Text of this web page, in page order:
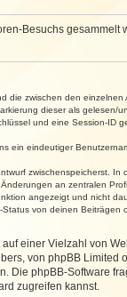
Besuchs gesammelt
die zwischen den
dieser als gelesen/
und eine Session-ID
ein eindeutiger
zwischenspeicherst. In
an zentralen
angezeigt und nicht
von deinen Beiträgen
einer Vielzahl von
von phpBB Limited
Die phpBB-Software
zugreifen kannst.